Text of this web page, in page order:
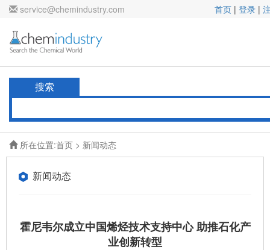
service@chemindustry.com 首页 | 登录 |
搜索
所在位置:首页 > 新闻动态
新闻动态
霍尼韦尔成立中国烯烃技术支持中心 助推石化产
业创新转型